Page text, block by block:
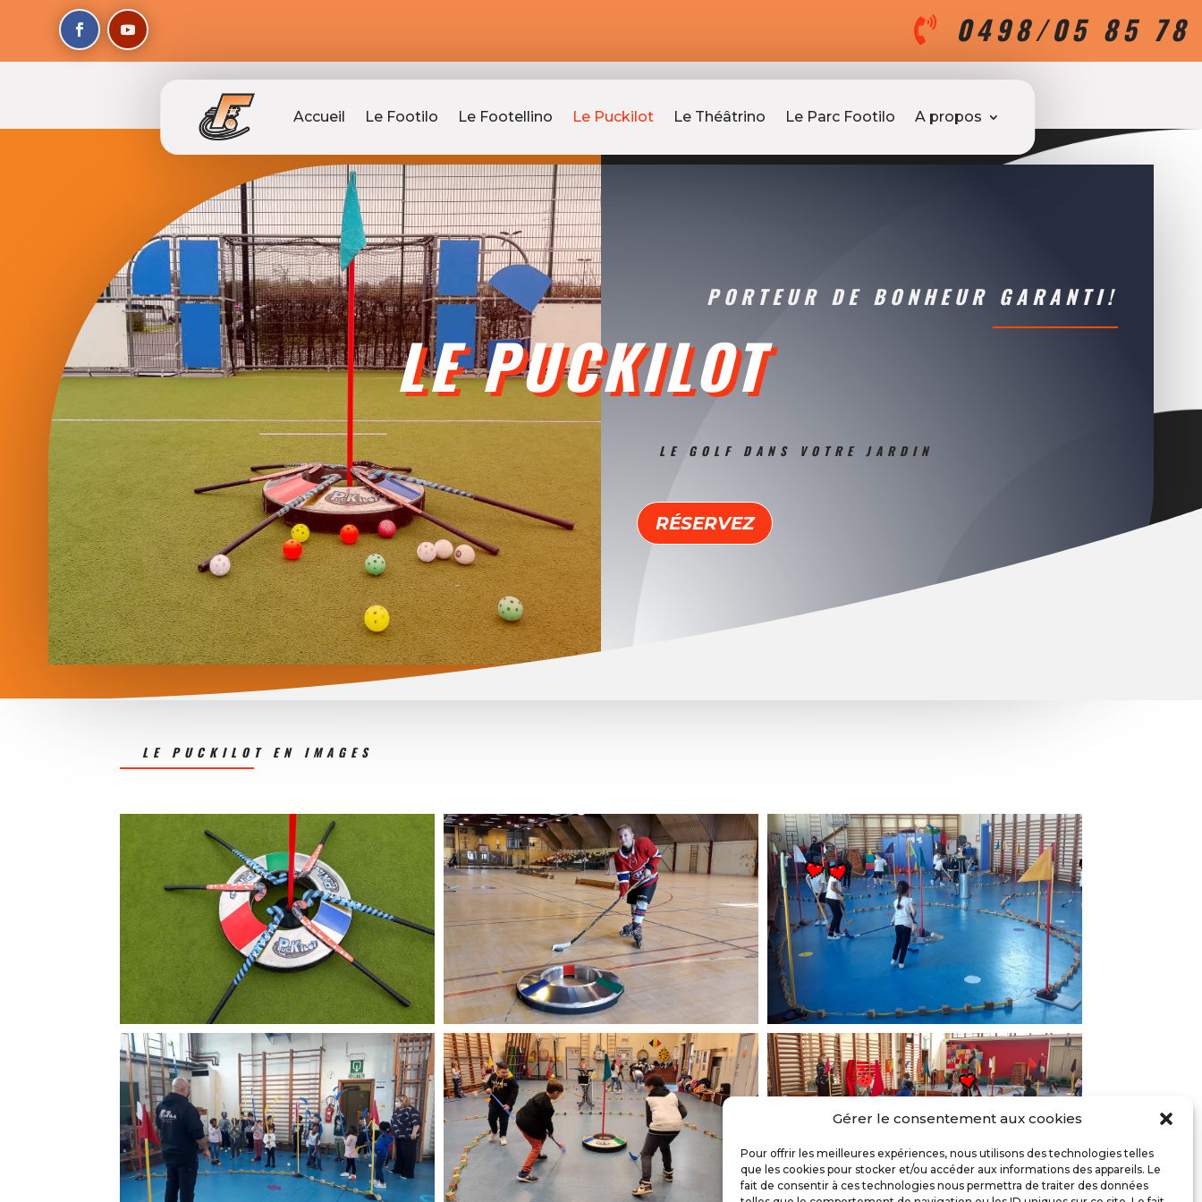
Gérer le consentement aux cookies
Pour offrir les meilleures expériences, nous utilisons des technologies telles
que les cookies pour stocker et/ou accéder aux informations des appareils. Le
fait de consentir à ces technologies nous permettra de traiter des données
 0498/05 85 78
Accueil Le Footilo Le Footellino Le Puckilot Le Théâtrino Le Parc Footilo A propos
PORTEUR DE BONHEUR GARANTI!
LE PUCKILOT
LE GOLF DANS VOTRE JARDIN
RÉSERVEZ
LE PUCKILOT EN IMAGES